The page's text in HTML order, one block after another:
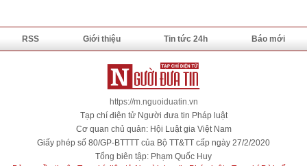
RSS Giới thiệu Tin tức 24h Báo mới
https://m.nguoiduatin.vn
Tạp chí điện tử Người đưa tin Pháp luật
Cơ quan chủ quản: Hội Luật gia Việt Nam
Giấy phép số 80/GP-BTTTT của Bộ TT&TT cấp ngày 27/2/2020
Tổng biên tập: Phạm Quốc Huy